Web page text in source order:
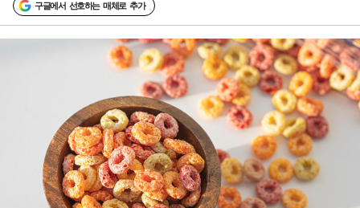
구글에서 선호하는 매체로 추가